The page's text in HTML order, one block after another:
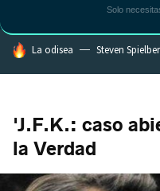
HOY SE HABLA DE
La odisea Steven
'J.F.K.: caso
la Verdad
Solo